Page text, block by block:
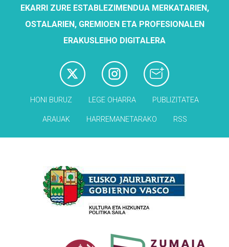
EKARRI ZURE ESTABLEZIMENDUA MERKATARIEN,
OSTALARIEN, GREMIOEN ETA PROFESIONALEN
ERAKUSLEIHO DIGITALERA
HONI BURUZ LEGE OHARRA PUBLIZITATEA
ARAUAK HARREMANETARAKO RSS